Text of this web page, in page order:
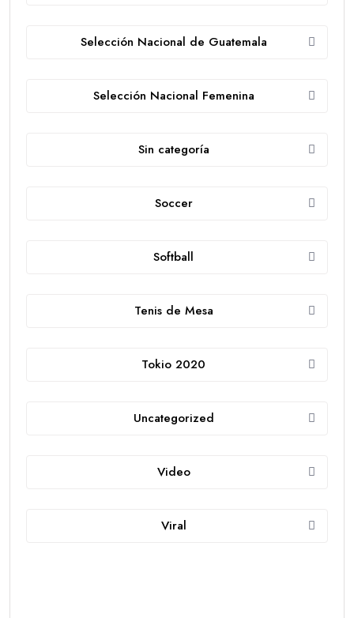
Selección Nacional de Guatemala
Selección Nacional Femenina
Sin categoría
Soccer
Softball
Tenis de Mesa
Tokio 2020
Uncategorized
Video
Viral